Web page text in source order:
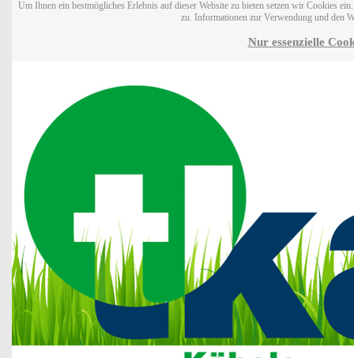
Um Ihnen ein bestmögliches Erlebnis auf dieser Website zu bieten setzen wir Cookies
zu. Informationen zur Verwendung und den
Nur essenzielle